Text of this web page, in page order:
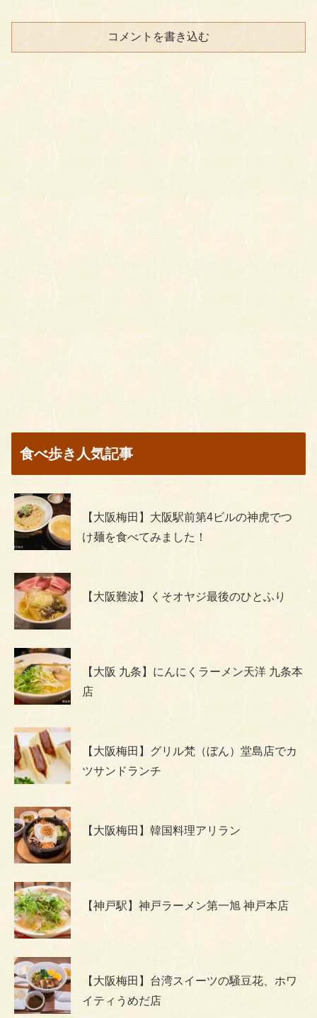
コメントを書き込む
食べ歩き人気記事
【大阪梅田】大阪駅前第4ビルの神虎でつ
け麺を食べてみました！
【大阪難波】くそオヤジ最後のひとふり
【大阪 九条】にんにくラーメン天洋 九条本
店
【大阪梅田】グリル梵（ぼん）堂島店でカ
ツサンドランチ
【大阪梅田】韓国料理アリラン
【神戸駅】神戸ラーメン第一旭 神戸本店
【大阪梅田】台湾スイーツの騒豆花、ホワ
イティうめだ店